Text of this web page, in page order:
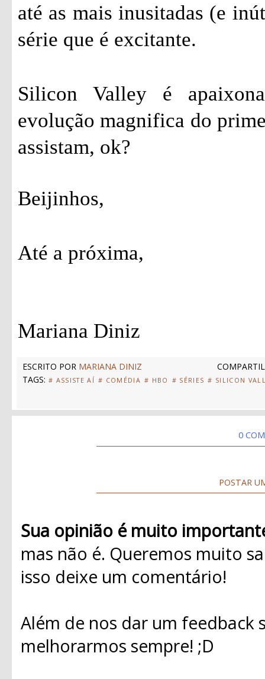
até as mais inusitadas (e
série que é excitante.
Silicon Valley é
evolução magnifica do
assistam, ok?
Beijinhos,
Até a próxima,
Mariana Diniz
ESCRITO POR MARIANA DINIZ
TAGS: # ASSISTE AÍ # COMÉDIA # HBO # SÉRIES # SILICON
0
POSTAR
Sua opinião é muito
mas não é. Queremos muito
isso deixe um comentário!
Além de nos dar um
melhorarmos sempre! ;D